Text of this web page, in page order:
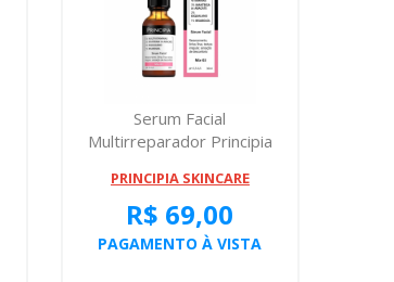
Serum Facial
Multirreparador Principia
PRINCIPIA SKINCARE
R$ 69,00
PAGAMENTO À VISTA